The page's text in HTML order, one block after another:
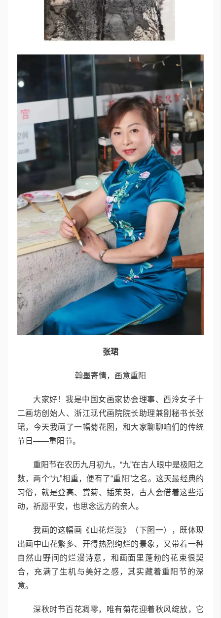
张珺
翰墨寄情，画意重阳
大家好！我是中国女画家协会理事、西泠女子十
二画坊创始人、浙江现代画院院长助理兼副秘书长张
珺，今天我画了一幅菊花图，和大家聊聊咱们的传统
节日——重阳节。
重阳节在农历九月初九，“九”在古人眼中是极阳之
数，两个“九”相重，便有了“重阳”之名。这天最经典的
习俗，就是登高、赏菊、插茱萸，古人会借着这些活
动，祈愿平安，也思念远方的亲人。
我画的这幅画《山花烂漫》（下图一），既体现
出画中山花繁多、开得热烈绚烂的景象，又带着一种
自然山野间的烂漫诗意，和画面里蓬勃的花束很契
合，充满了生机与美好之感，其实藏着重阳节的深
意。
深秋时节百花凋零，唯有菊花迎着秋风绽放，它